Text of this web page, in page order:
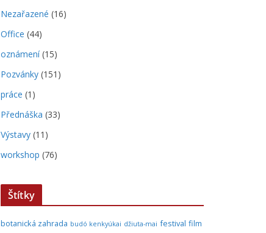
Nezařazené (16)
Office (44)
oznámení(15)
Pozvánky (151)
práce (1)
Přednáška (33)
Výstavy (11)
workshop (76)
Štítky
botanická zahrada budó kenkyúkai džiuta-mai festival film